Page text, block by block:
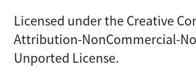
Licensed under the Creative
Attribution-NonCommercial-
Unported License.